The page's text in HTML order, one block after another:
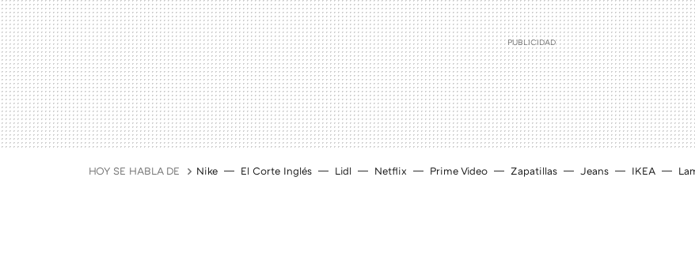
HOY SE HABLA DE Nike El Corte Inglés Lidl Netflix Prime Video Zapatillas Jeans IKEA